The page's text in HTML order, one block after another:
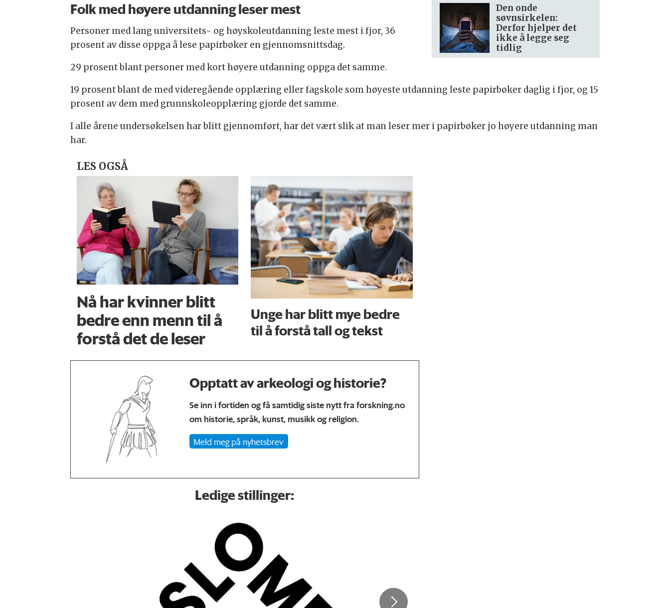
Den onde
søvnsirkelen:
Derfor hjelper det
ikke å legge seg
tidlig
Folk med høyere utdanning leser mest
Personer med lang universitets- og høyskoleutdanning leste mest i fjor, 36
prosent av disse oppga å lese papirbøker en gjennomsnittsdag.
29 prosent blant personer med kort høyere utdanning oppga det samme.
19 prosent blant de med videregående opplæring eller fagskole som høyeste utdanning leste papirbøker daglig i fjor, og 15
prosent av dem med grunnskoleopplæring gjorde det samme.
I alle årene undersøkelsen har blitt gjennomført, har det vært slik at man leser mer i papirbøker jo høyere utdanning man
har.
LES OGSÅ
Nå har kvinner blitt
bedre enn menn til å
forstå det de leser
Unge har blitt mye bedre
til å forstå tall og tekst
Opptatt av arkeologi og historie?
Se inn i fortiden og få samtidig siste nytt fra forskning.no
om historie, språk, kunst, musikk og religion.
Meld meg på nyhetsbrev
Ledige stillinger: